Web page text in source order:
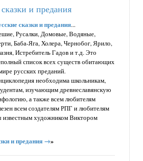
и предания
сказки и предания...
Русалки, Домовые, Водяные,
Баба-Яга, Холера, Чернобог, Ярило,
Истребитель Гадов и т.д. Это
список всех существ обитающих
русских преданий.
необходима школьникам,
изучающим древнеславянскую
а также всем любителям
всем создателям РПГ и любителям
известным художником Виктором
и предания →»